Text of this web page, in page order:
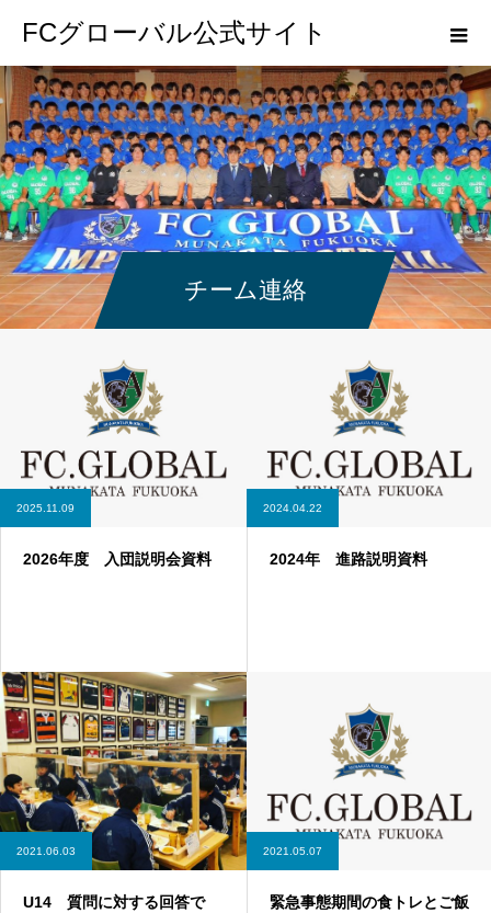
FCグローバル公式サイト
チーム連絡
2025.11.09
2026年度 入団説明会資料
2024.04.22
2024年 進路説明資料
2021.06.03
U14 質問に対する回答で
2021.05.07
緊急事態期間の食トレとご飯